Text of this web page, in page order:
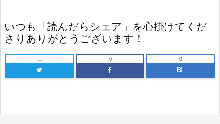
いつも「読んだらシェア」を心掛けてくだ
さりありがとうございます！
 0
B!
0